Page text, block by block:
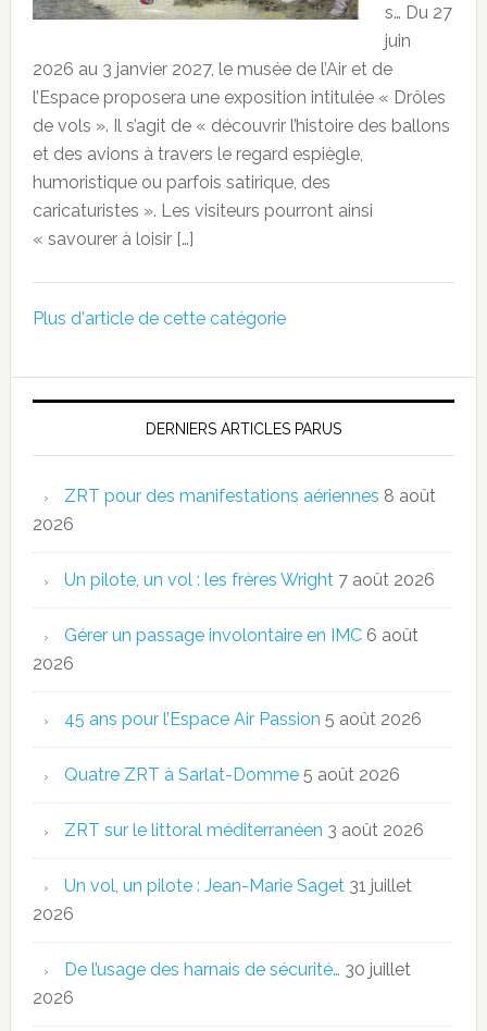
s… Du 27
juin
2026 au 3 janvier 2027, le musée de l’Air et de
l’Espace proposera une exposition intitulée « Drôles
de vols ». Il s’agit de « découvrir l’histoire des ballons
et des avions à travers le regard espiègle,
humoristique ou parfois satirique, des
caricaturistes ». Les visiteurs pourront ainsi
« savourer à loisir […]
Plus d'article de cette catégorie
DERNIERS ARTICLES PARUS
ZRT pour des manifestations aériennes 8 août
2026
Un pilote, un vol : les frères Wright 7 août 2026
Gérer un passage involontaire en IMC 6 août
2026
45 ans pour l’Espace Air Passion 5 août 2026
Quatre ZRT à Sarlat-Domme 5 août 2026
ZRT sur le littoral méditerranéen 3 août 2026
Un vol, un pilote : Jean-Marie Saget 31 juillet
2026
De l’usage des harnais de sécurité… 30 juillet
2026